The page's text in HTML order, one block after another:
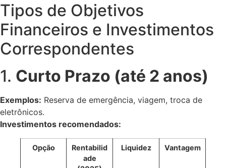
Tipos de Objetivos
Financeiros e Investimentos
Correspondentes
1. Curto Prazo (até 2 anos)
Exemplos: Reserva de emergência, viagem, troca de
eletrônicos.
Investimentos recomendados:
Opção
Rentabilid
ade
Liquidez Vantagem